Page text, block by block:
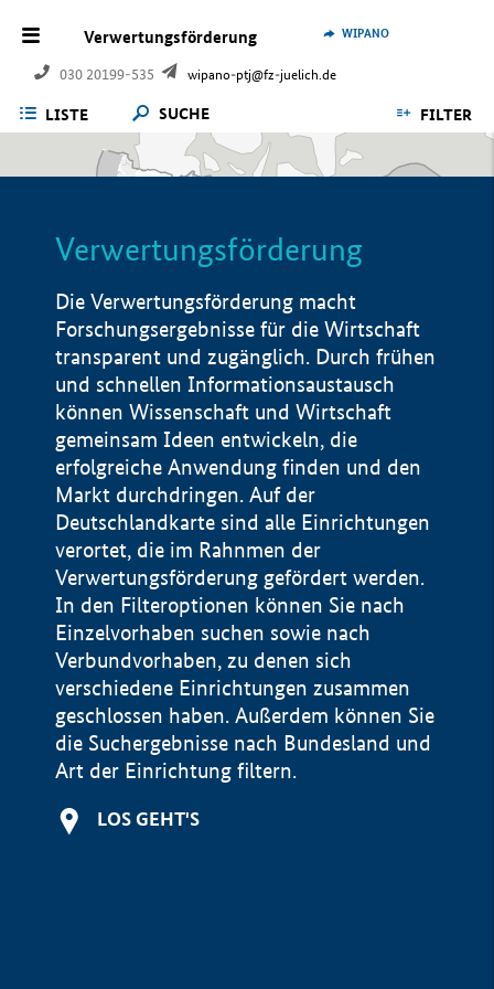
Verwertungsförderung
030 20199-535 wipano-ptj@fz-juelich.de
WIPANO
LISTE SUCHE FILTER
Verwertungsförderung
Die Verwertungsförderung macht
Forschungsergebnisse für die Wirtschaft
transparent und zugänglich. Durch frühen
und schnellen Informationsaustausch
können Wissenschaft und Wirtschaft
gemeinsam Ideen entwickeln, die
erfolgreiche Anwendung finden und den
Markt durchdringen. Auf der
Deutschlandkarte sind alle Einrichtungen
verortet, die im Rahnmen der
Verwertungsförderung gefördert werden.
In den Filteroptionen können Sie nach
Einzelvorhaben suchen sowie nach
Verbundvorhaben, zu denen sich
verschiedene Einrichtungen zusammen
geschlossen haben. Außerdem können Sie
die Suchergebnisse nach Bundesland und
Art der Einrichtung filtern.
LOS GEHT'S